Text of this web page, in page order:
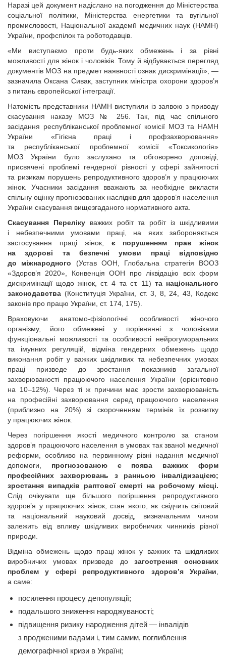
Наразі цей документ надіслано на погодження до Міністерства
соціальної політики, Міністерства енергетики та вугільної
промисловості, Національної академії медичних наук (НАМН)
України, профспілок та роботодавців.
«Ми виступаємо проти будь-яких обмежень і за рівні
можливості для жінок і чоловіків. Тому й відбувається перегляд
документів МОЗ на предмет наявності ознак дискримінації», —
зазначила Оксана Сивак, заступник міністра охорони здоров’я
з питань європейської інтеграції.
Натомість представники НАМН виступили із заявою з приводу
скасування наказу МОЗ № 256. Так, під час спільного
засідання республіканської проблемної комісії МОЗ та НАМН
України «Гігієна праці і профзахворювання»
та республіканської проблемної комісії «Токсикологія»
МОЗ України було заслухано та обговорено доповіді,
присвячені проблемі гендерної рівності у сфері зайнятості
та ризикам порушень репродуктивного здоров’я у працюючих
жінок. Учасники засідання вважають за необхідне викласти
спільну оцінку прогнозованих наслідків для здоров’я населення
України скасування вищезгаданого нормативного акта.
Скасування Перелікуважких робіт та робіт із шкідливими
і небезпечними умовами праці, на яких забороняється
застосування праці жінок, є
порушенням прав жінок
на здорові та безпечні умови праці відповідно
до міжнародного (Устав ООН, Глобальна стратегія ВООЗ
«Здоров’я 2020», Конвенція ООН про ліквідацію всіх форм
дискримінації щодо жінок, ст. 4 та ст. 11) та національного
законодавства (Конституція України, ст. 3, 8, 24, 43, Кодекс
законів про працю України, ст. 174, 175).
Враховуючи анатомо-фізіологічні особливості жіночого
організму, його обмежені у порівнянні з чоловіками
функціональні можливості та особливості нейрогуморальних
та імунних регуляцій, відміна гендерних обмежень щодо
виконання робіт у важких шкідливих та небезпечних умовах
праці призведе до зростання показників загальної
захворюваності працюючого населення України (орієнтовно
на 10–12%). Через ті ж причини має зрости захворюваність
на професійні захворювання серед працюючого населення
(приблизно на 20%) зі скороченням термінів їх розвитку
у працюючих жінок.
Через погіршення якості медичного контролю за станом
здоров’я працюючого населення в умовах так званої медичної
реформи, особливо на первинному рівні надання медичної
допомоги, прогнозованою є поява важких форм
професійних захворювань з ранньою інвалідиза­цією;
зростання випадків раптової смерті на робочому місці.
Слід очікувати ще більшого погіршення репродуктивного
здоров’я у працюючих жінок, стан якого, як свідчить світовий
та національний науковий досвід, визначальним чином
залежить від впливу шкідливих виробничих чинників різної
природи.
Відміна обмежень щодо праці жінок у важких та шкідливих
виробничих умовах призведе дозагострення основних
проблем у сфері репродуктивного здоров’я України
а саме:
посилення процесу депопуляції;
подальшого зниження народжуваності;
підвищення ризику народження дітей — інвалідів
з вродженими вадами і, тим самим, поглиблення
демографічної кризи в Україні;